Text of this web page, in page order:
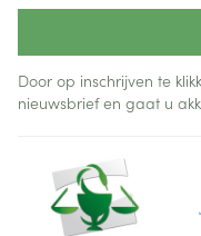
Door op inschrijven te
nieuwsbrief en gaat u